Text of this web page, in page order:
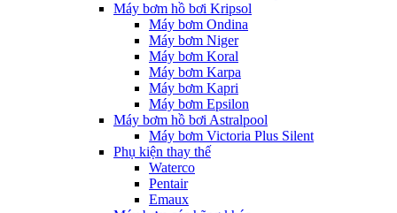
Máy bơm hồ bơi Kripsol
Máy bơm Ondina
Máy bơm Niger
Máy bơm Koral
Máy bơm Karpa
Máy bơm Kapri
Máy bơm Epsilon
Máy bơm hồ bơi Astralpool
Máy bơm Victoria Plus Silent
Phụ kiện thay thế
Waterco
Pentair
Emaux